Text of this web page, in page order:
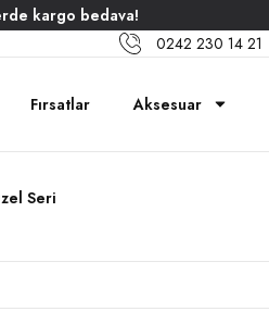
kargo bedava!
0242 230 14 21
Fırsatlar Aksesuar
Seri